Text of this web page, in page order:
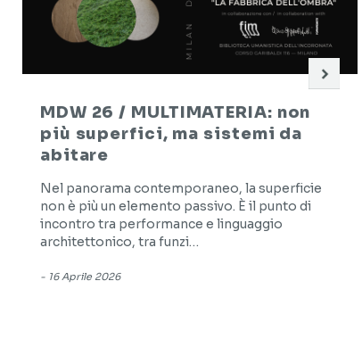
MDW 26 / MULTIMATERIA: non
più superfici, ma sistemi da
abitare
Nel panorama contemporaneo, la superficie
non è più un elemento passivo. È il punto di
incontro tra performance e linguaggio
architettonico, tra funzi…
- 16 Aprile 2026